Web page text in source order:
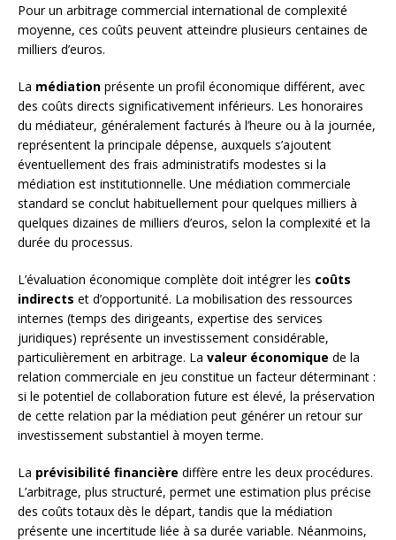
Pour un arbitrage commercial international de complexité
moyenne, ces coûts peuvent atteindre plusieurs centaines de
milliers d’euros.
La médiation présente un profil économique différent, avec
des coûts directs significativement inférieurs. Les honoraires
du médiateur, généralement facturés à l’heure ou à la journée,
représentent la principale dépense, auxquels s’ajoutent
éventuellement des frais administratifs modestes si la
médiation est institutionnelle. Une médiation commerciale
standard se conclut habituellement pour quelques milliers à
quelques dizaines de milliers d’euros, selon la complexité et la
durée du processus.
L’évaluation économique complète doit intégrer les coûts
indirects et d’opportunité. La mobilisation des ressources
internes (temps des dirigeants, expertise des services
juridiques) représente un investissement considérable,
particulièrement en arbitrage. La valeur économique de la
relation commerciale en jeu constitue un facteur déterminant :
si le potentiel de collaboration future est élevé, la préservation
de cette relation par la médiation peut générer un retour sur
investissement substantiel à moyen terme.
La prévisibilité financière diffère entre les deux procédures.
L’arbitrage, plus structuré, permet une estimation plus précise
des coûts totaux dès le départ, tandis que la médiation
présente une incertitude liée à sa durée variable. Néanmoins,